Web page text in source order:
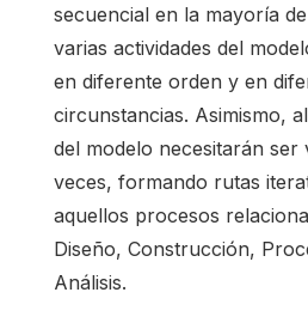
secuencial en la mayoría
varias actividades del
en diferente orden y en
circunstancias. Asimismo,
del modelo necesitarán ser
veces, formando rutas
aquellos procesos
Diseño, Construcción,
Análisis.